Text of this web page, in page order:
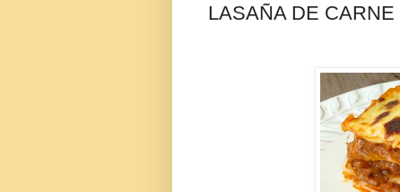
LASAÑA DE CARNE